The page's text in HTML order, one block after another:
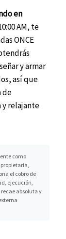
en
AM, te
ONCE
y armar
así que
de
y relajante
como
el cobro de
ejecución,
absoluta y